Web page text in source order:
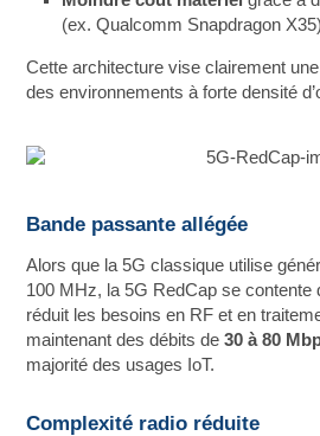
(ex. Qualcomm Snapdragon X35)
Cette architecture vise clairement
des environnements à forte densité
Bande passante allégée
Alors que la 5G classique utilise
100 MHz, la 5G RedCap se contente
réduit les besoins en RF et en
maintenant des débits de30 à 80
majorité des usages IoT.
Complexité radio réduite